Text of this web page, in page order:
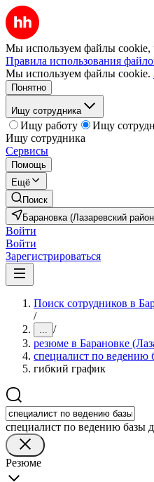
Мы используем файлы cookie,
Правила использования
Мы используем файлы cookie.
Понятно
Ищу сотрудника
Ищу работу
Ищу
Ищу сотрудника
Сервисы
Помощь
Ещё
Поиск
Барановка (Лазаревский
Войти
Войти
Зарегистрироваться
Поиск сотрудников в
/
... /
резюме в Барановке
специалист по ведению
гибкий график
специалист по ведению базы
Резюме